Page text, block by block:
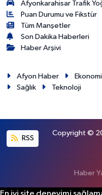
Afyonkarahisar Trafik
Puan Durumu ve Fikstür
Tüm Manşetler
Son Dakika Haberleri
Haber Arşivi
Afyon Haber Ekonomi
Sağlık
Teknoloji
RSS
Copyright ©
Haber